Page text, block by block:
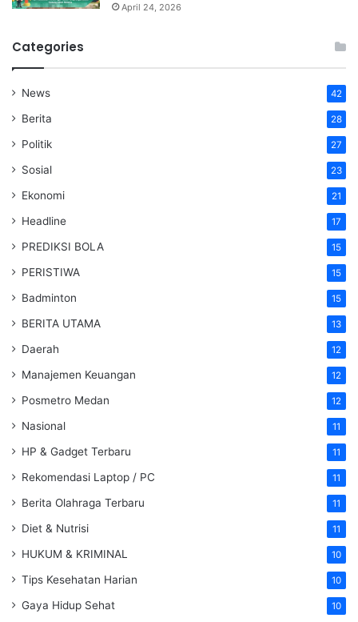
April 24, 2026
Categories
News 42
Berita 28
Politik 27
Sosial 23
Ekonomi 21
Headline 17
PREDIKSI BOLA 15
PERISTIWA 15
Badminton 15
BERITA UTAMA 13
Daerah 12
Manajemen Keuangan 12
Posmetro Medan 12
Nasional 11
HP & Gadget Terbaru 11
Rekomendasi Laptop / PC 11
Berita Olahraga Terbaru 11
Diet & Nutrisi 11
HUKUM & KRIMINAL 10
Tips Kesehatan Harian 10
Gaya Hidup Sehat 10